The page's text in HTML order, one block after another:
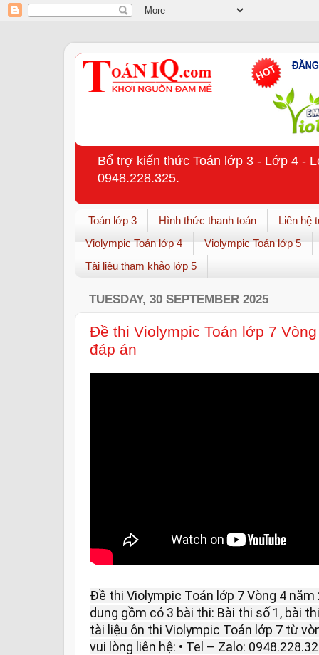
Bổ trợ kiến thức Toán lớp 3 - Lớp 4 -
0948.228.325.
Toán lớp 3 Hình thức thanh toán
Liên hệ
Violympic Toán lớp 4
Violympic Toán lớp 5
Tài liệu tham khảo lớp 5
TUESDAY, 30 SEPTEMBER 2025
Đề thi Violympic Toán lớp 7
đáp án
Đề thi Violympic Toán lớp 7 Vòng 4
dung gồm có 3 bài thi: Bài thi số 1, bài
tài liệu ôn thi Violympic Toán lớp 7 từ
vui lòng liên hệ: • Tel – Zalo: